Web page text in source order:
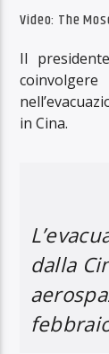
Video: The
Il
in Cina.
dalla